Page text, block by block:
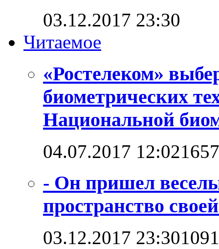
03.12.2017 23:30
Читаемое
«Ростелеком»
биометрических
Национальной
04.07.2017 12:02
- Он пришел
пространство
03.12.2017 23:30